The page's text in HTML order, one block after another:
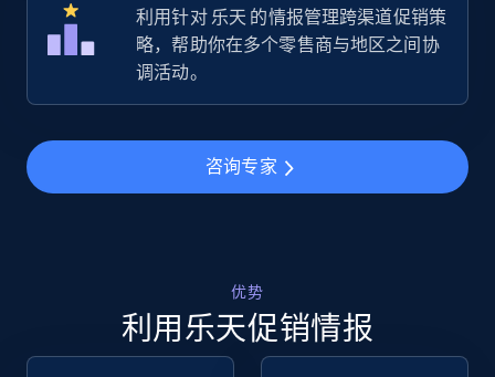
TikTok Shop - Collect TikTok shop products
by keywords search
URL, Title, Available, Description, Currency, Initial
price, Final price, Discount percent, and more.
TikTok Shop - discover records by shop url
利用针对 乐天 的情报管理跨渠道促销策
略，帮助你在多个零售商与地区之间协
调活动。
咨询专家
优势
利用乐天促销情报